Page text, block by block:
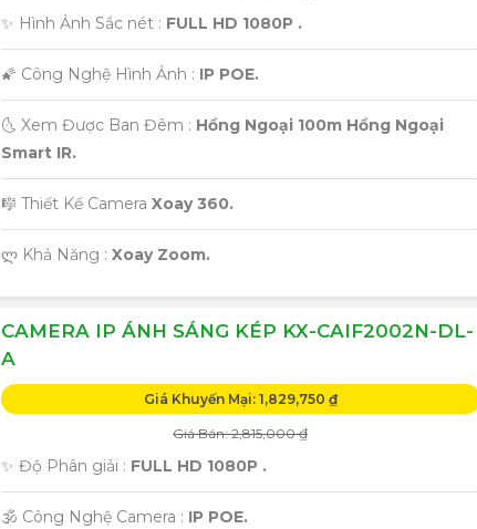
✨ Hình Ảnh Sắc nét : FULL HD 1080P .
🌠 Công Nghệ Hình Ảnh : IP POE.
🌜 Xem Được Ban Đêm : Hồng Ngoại 100m Hồng Ngoại
Smart IR.
🎼️ Thiết Kế Camera Xoay 360.
️ლ Khả Năng : Xoay Zoom.
CAMERA IP ÁNH SÁNG KÉP KX-CAIF2002N-DL-
A
Giá Khuyến Mại: 1,829,750 ₫
Giá Bán: 2,815,000 ₫
✨ Độ Phân giải : FULL HD 1080P .
🕉️ Công Nghệ Camera : IP POE.